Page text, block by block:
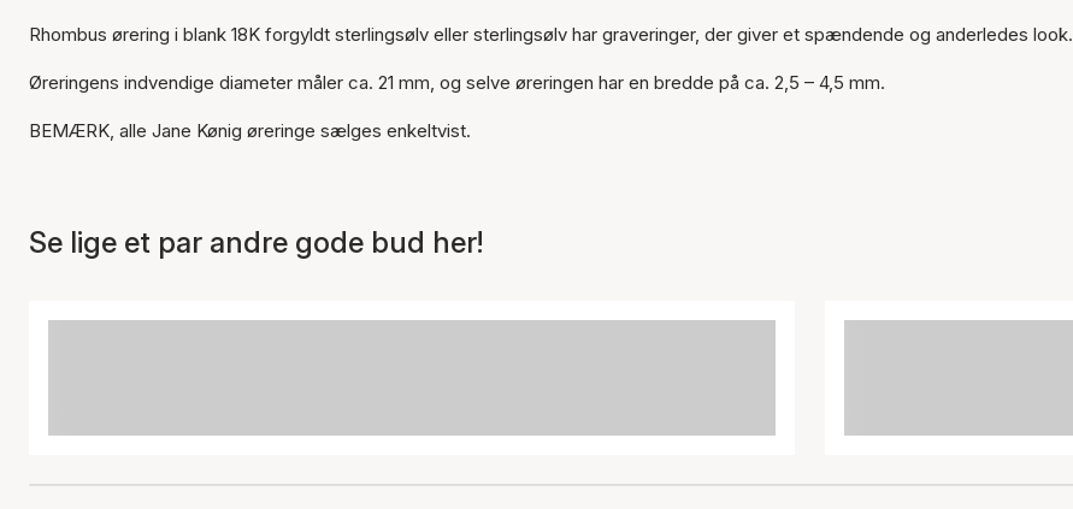
Rhombus ørering i blank 18K forgyldt sterlingsølv eller sterlingsølv har graveringer, der giver et spændende og anderledes look.
Øreringens indvendige diameter måler ca. 21 mm, og selve øreringen har en bredde på ca. 2,5 – 4,5 mm.
BEMÆRK, alle Jane Kønig øreringe sælges enkeltvist.
Se lige et par andre gode bud her!